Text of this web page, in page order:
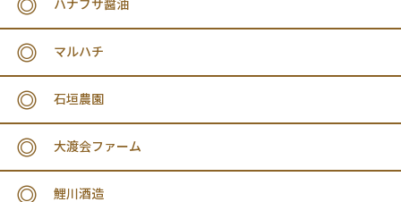
ハナブサ醤油
マルハチ
石垣農園
大渡会ファーム
鯉川酒造